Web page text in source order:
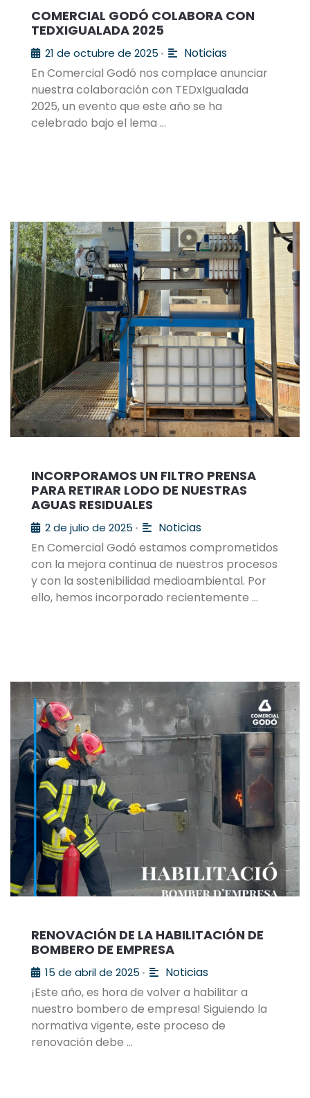
COMERCIAL GODÓ COLABORA CON
TEDXIGUALADA 2025
21 de octubre de 2025 •
Noticias
En Comercial Godó nos complace anunciar
nuestra colaboración con TEDxIgualada
2025, un evento que este año se ha
celebrado bajo el lema …
INCORPORAMOS UN FILTRO PRENSA
PARA RETIRAR LODO DE NUESTRAS
AGUAS RESIDUALES
2 de julio de 2025 •
Noticias
En Comercial Godó estamos comprometidos
con la mejora continua de nuestros procesos
y con la sostenibilidad medioambiental. Por
ello, hemos incorporado recientemente …
RENOVACIÓN DE LA HABILITACIÓN DE
BOMBERO DE EMPRESA
15 de abril de 2025 •
Noticias
¡Este año, es hora de volver a habilitar a
nuestro bombero de empresa! Siguiendo la
normativa vigente, este proceso de
renovación debe …